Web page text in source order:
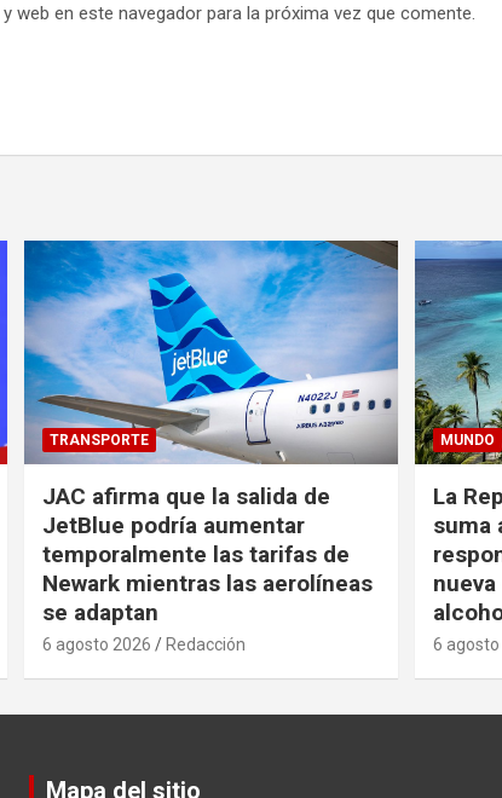
web en este navegador para la próxima vez que comente.
TRANSPORTE
JAC afirma que la salida de
JetBlue podría aumentar
temporalmente las tarifas de
Newark mientras las aerolíneas
se adaptan
6 agosto 2026 Redacción
MUNDO
La
suma
6 agosto
Mapa del sitio